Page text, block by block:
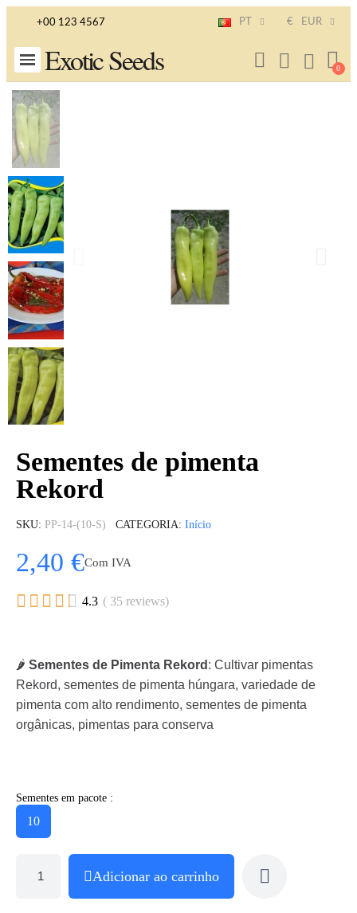
+00 123 4567 PT € EUR
Exotic Seeds
Sementes de pimenta
Rekord
SKU PP-14-(10-S) CATEGORIA Início
2,40 €Com IVA
     4.3 ( 35 reviews)
🌶️ Sementes de Pimenta Rekord : Cultivar pimentas
Rekord, sementes de pimenta húngara, variedade de
pimenta com alto rendimento, sementes de pimenta
orgânicas, pimentas para conserva
Sementes em pacote :
10
Adicionar ao carrinho